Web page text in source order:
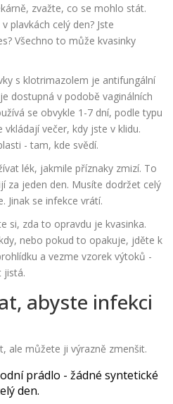
zvažte, co se mohlo stát.
plavkách celý den? Jste
Všechno to může kvasinky
s klotrimazolem je antifungální
dostupná v podobě vaginálních
se obvykle 1-7 dní, podle typu
vkládají večer, kdy jste v klidu.
- tam, kde svědí.
lék, jakmile příznaky zmizí. To
za jeden den. Musíte dodržet celý
Jinak se infekce vrátí.
si, zda to opravdu je kvasinka.
nebo pokud to opakuje, jděte k
a vezme vzorek výtoků -
jistá.
abyste infekci
ale můžete ji výrazně zmenšit.
prádlo - žádné syntetické
den.